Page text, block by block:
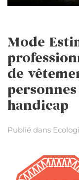
Mode
de
handicap
Publié dans